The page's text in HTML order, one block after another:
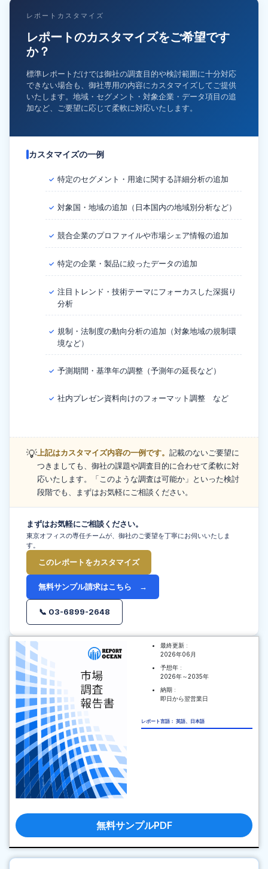
レポートカスタマイズ
レポートのカスタマイズをご希望です
か？
標準レポートだけでは御社の調査目的や検討範囲に十分対応
できない場合も、御社専用の内容にカスタマイズしてご提供
いたします。地域・セグメント・対象企業・データ項目の追
加など、ご要望に応じて柔軟に対応いたします。
カスタマイズの一例
✓ 特定のセグメント・用途に関する詳細分析の追加
✓ 対象国・地域の追加（日本国内の地域別分析など）
✓ 競合企業のプロファイルや市場シェア情報の追加
✓ 特定の企業・製品に絞ったデータの追加
✓ 注目トレンド・技術テーマにフォーカスした深掘り
分析
✓ 規制・法制度の動向分析の追加（対象地域の規制環
境など）
✓ 予測期間・基準年の調整（予測年の延長など）
✓ 社内プレゼン資料向けのフォーマット調整 など
💡上記はカスタマイズ内容の一例です。 記載のないご要望に
つきましても、御社の課題や調査目的に合わせて柔軟に対
応いたします。「このような調査は可能か」といった検討
段階でも、まずはお気軽にご相談ください。
まずはお気軽にご相談ください。
東京オフィスの専任チームが、御社のご要望を丁寧にお伺いいたしま
す。
このレポートをカスタマイズ
無料サンプル請求はこちら →
📞 03-6899-2648
最終更新 :
2026年06月
予想年 :
2026年～2035年
納期 :
即日から翌営業日
レポート言語： 英語、日本語
無料サンプルPDF